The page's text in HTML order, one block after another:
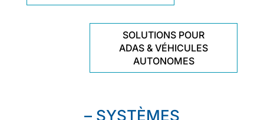
SOLUTIONS POUR
ADAS & VÉHICULES
AUTONOMES
– SYSTÈMES